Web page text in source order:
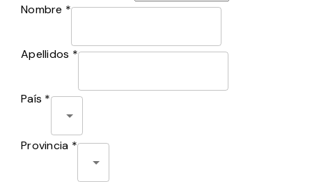
Nombre *
Apellidos *
País *
Provincia *